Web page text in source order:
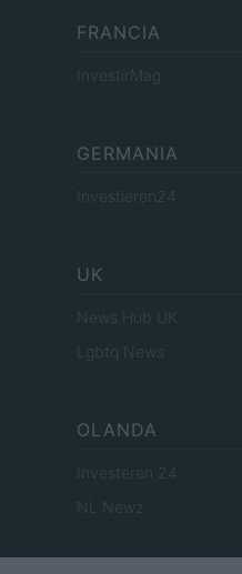
FRANCIA
InvestirMag
GERMANIA
Investieren24
UK
News Hub UK
Lgbtq News
OLANDA
Investeren 24
NL Newz